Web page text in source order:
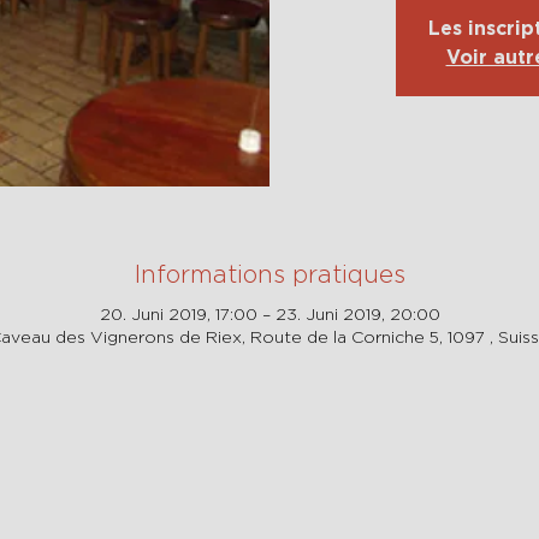
Les
Voir
Informations pratiques
20. Juni 2019, 17:00 – 23. Juni 2019, 20:00
des Vignerons de Riex, Route de la Corniche 5, 1097 ,